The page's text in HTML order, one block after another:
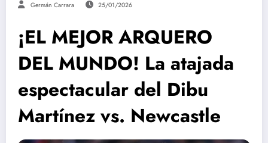
Germán Carrara 25/01/2026
¡EL MEJOR ARQUERO
DEL MUNDO! La atajada
espectacular del Dibu
Martínez vs. Newcastle